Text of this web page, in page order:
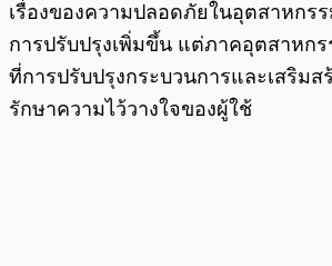
เรื่องของความปลอดภัยในอุตสาหกร
การปรับปรุงเพิ่มขึ้น แต่ภาคอุตสาหกร
ที่การปรับปรุงกระบวนการและเสริมส
รักษาความไว้วางใจของผู้ใช้